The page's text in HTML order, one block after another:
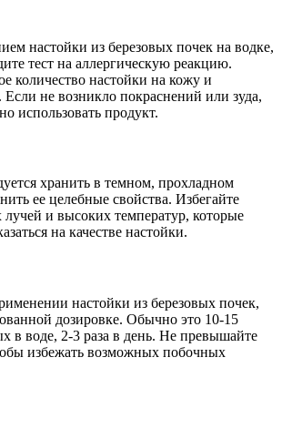
настойки из березовых почек на водке,
тест на аллергическую реакцию.
количество настойки на кожу и
Если не возникло покраснений или зуда,
использовать продукт.
хранить в темном, прохладном
ее целебные свойства. Избегайте
и высоких температур, которые
на качестве настойки.
настойки из березовых почек,
дозировке. Обычно это 10-15
в воде, 2-3 раза в день. Не превышайте
избежать возможных побочных